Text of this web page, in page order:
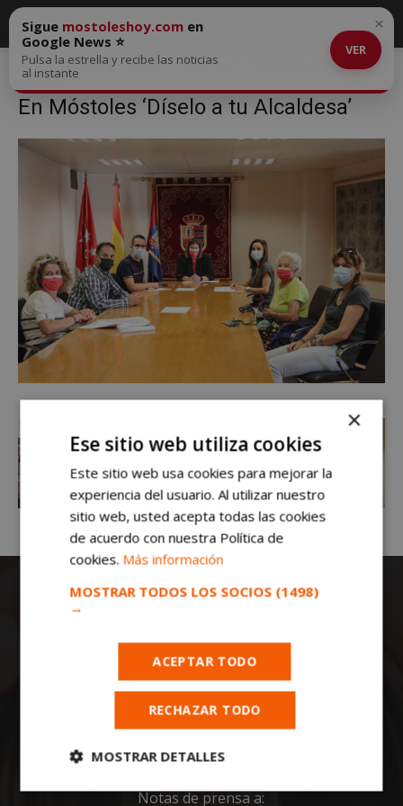
Inicio En Móstoles ‘Díselo a tu Alcaldesa’
En Móstoles ‘Díselo a tu
Alcaldesa’
En Móstoles ‘Díselo a tu Alcaldesa’
Sigue mostoleshoy.com en
Google News ⭐
Pulsa la estrella y recibe las noticias
al instante
VER
×
Todas las noticias de Móstoles en
deportes de tu ciudad. ¡Síguenos!
Notas de prensa a:
×
Ese sitio web utiliza cookies
Este sitio web usa cookies para mejorar la
experiencia del usuario. Al utilizar nuestro
sitio web, usted acepta todas las cookies
de acuerdo con nuestra Política de
cookies. Más información
MOSTRAR TODOS LOS SOCIOS (1498)
→
ACEPTAR TODO
RECHAZAR TODO
MOSTRAR DETALLES
Cookies
Cookies de